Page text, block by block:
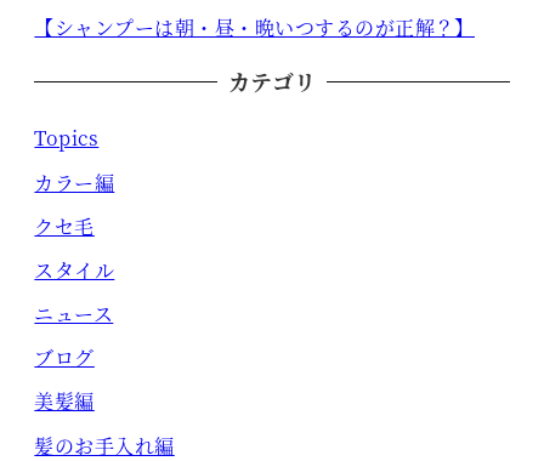
【シャンプーは朝・昼・晩いつするのが正解？】
カテゴリ
Topics
カラー編
クセ毛
スタイル
ニュース
ブログ
美髪編
髪のお手入れ編